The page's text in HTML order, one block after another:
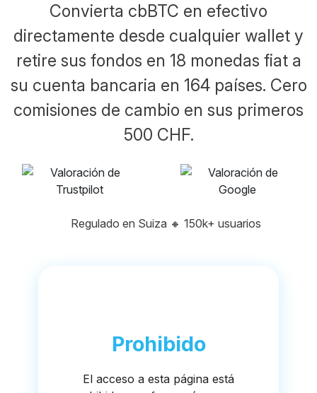
Convierta cbBTC en efectivo
directamente desde cualquier wallet y
retire sus fondos en 18 monedas fiat a
su cuenta bancaria en 164 países. Cero
comisiones de cambio en sus primeros
500 CHF.
Regulado en Suiza 🔸 150k+ usuarios